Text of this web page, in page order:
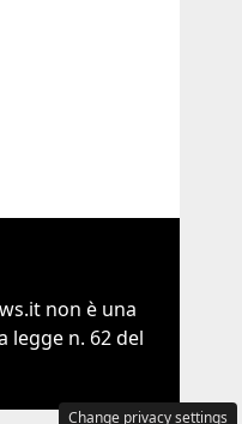
non è una
n. 62 del
Change privacy settings